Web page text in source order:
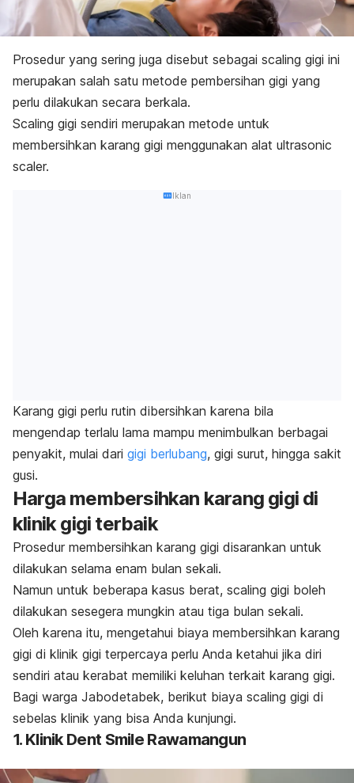
Prosedur yang sering juga disebut sebagai scaling gigi ini
merupakan salah satu metode pembersihan gigi yang
perlu dilakukan secara berkala.
Scaling gigi sendiri merupakan metode untuk
membersihkan karang gigi menggunakan alat ultrasonic
scaler.
Iklan
Karang gigi perlu rutin dibersihkan karena bila
mengendap terlalu lama mampu menimbulkan berbagai
penyakit, mulai dari gigi berlubang, gigi surut, hingga sakit
gusi.
Harga membersihkan karang gigi di
klinik gigi terbaik
Prosedur membersihkan karang gigi disarankan untuk
dilakukan selama enam bulan sekali.
Namun untuk beberapa kasus berat, scaling gigi boleh
dilakukan sesegera mungkin atau tiga bulan sekali.
Oleh karena itu, mengetahui biaya membersihkan karang
gigi di klinik gigi terpercaya perlu Anda ketahui jika diri
sendiri atau kerabat memiliki keluhan terkait karang gigi.
Bagi warga Jabodetabek, berikut biaya scaling gigi di
sebelas klinik yang bisa Anda kunjungi.
1. Klinik Dent Smile Rawamangun